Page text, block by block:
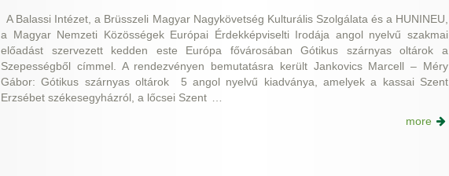
A Balassi Intézet, a Brüsszeli Magyar Nagykövetség Kulturális Szolgálata és a HUNINEU,
a Magyar Nemzeti Közösségek Európai Érdekképviselti Irodája angol nyelvű szakmai
előadást szervezett kedden este Európa fővárosában Gótikus szárnyas oltárok a
Szepességből címmel. A rendezvényen bemutatásra került Jankovics Marcell – Méry
Gábor: Gótikus szárnyas oltárok 5 angol nyelvű kiadványa, amelyek a kassai Szent
Erzsébet székesegyházról, a lőcsei Szent …
more